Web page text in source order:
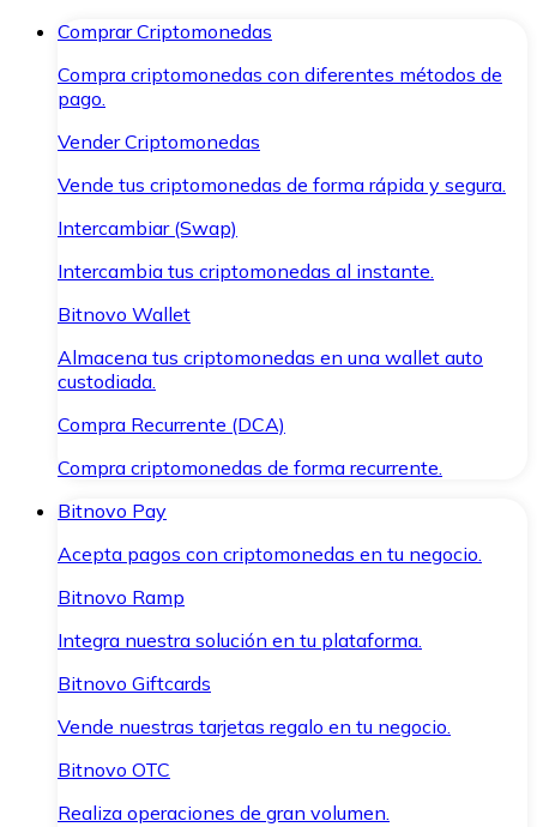
Comprar Criptomonedas
Compra criptomonedas con diferentes métodos de
pago.
Vender Criptomonedas
Vende tus criptomonedas de forma rápida y segura.
Intercambiar (Swap)
Intercambia tus criptomonedas al instante.
Bitnovo Wallet
Almacena tus criptomonedas en una wallet auto
custodiada.
Compra Recurrente (DCA)
Compra criptomonedas de forma recurrente.
Bitnovo Pay
Acepta pagos con criptomonedas en tu negocio.
Bitnovo Ramp
Integra nuestra solución en tu plataforma.
Bitnovo Giftcards
Vende nuestras tarjetas regalo en tu negocio.
Bitnovo OTC
Realiza operaciones de gran volumen.